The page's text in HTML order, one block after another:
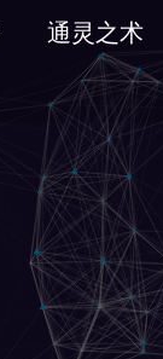
通灵之术